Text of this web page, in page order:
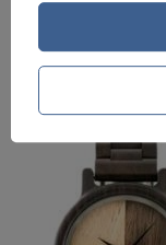
149,00 zł